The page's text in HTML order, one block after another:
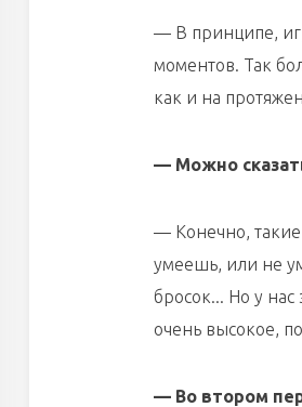
— В принципе,
моментов. Так
как и на
— Можно
— Конечно,
умеешь, или не
бросок... Но у нас
очень высокое,
— Во втором